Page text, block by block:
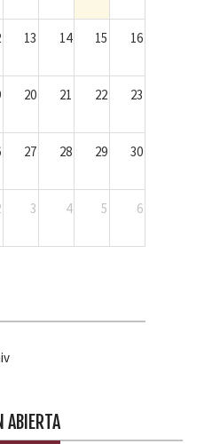
13 14 15 16
20 21 22 23
27 28 29 30
3 4 5 6
ABIERTA